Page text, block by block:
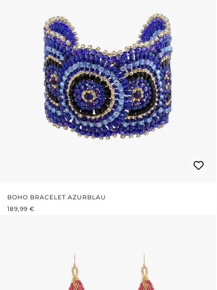
BOHO BRACELET AZURBLAU
REGULÄRER PREIS:
189,99 €